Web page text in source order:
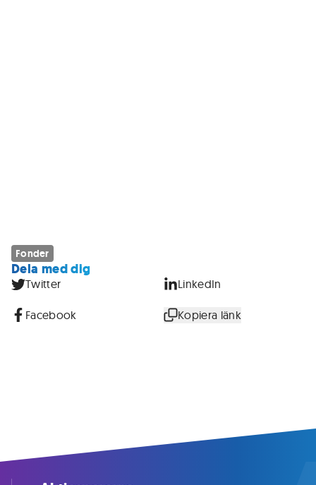
Fonder
Dela med dig
Twitter LinkedIn
Facebook Kopiera länk